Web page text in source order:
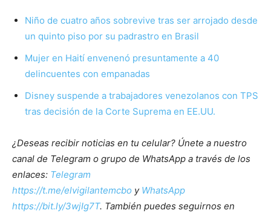
Niño de cuatro años sobrevive tras ser arrojado desde
un quinto piso por su padrastro en Brasil
Mujer en Haití envenenó presuntamente a 40
delincuentes con empanadas
Disney suspende a trabajadores venezolanos con TPS
tras decisión de la Corte Suprema en EE.UU.
¿Deseas recibir noticias en tu celular? Únete a nuestro
canal de Telegram o grupo de WhatsApp a través de los
enlaces: Telegram
https://t.me/elvigilantemcbo y WhatsApp
https://bit.ly/3wjIg7T. También puedes seguirnos en